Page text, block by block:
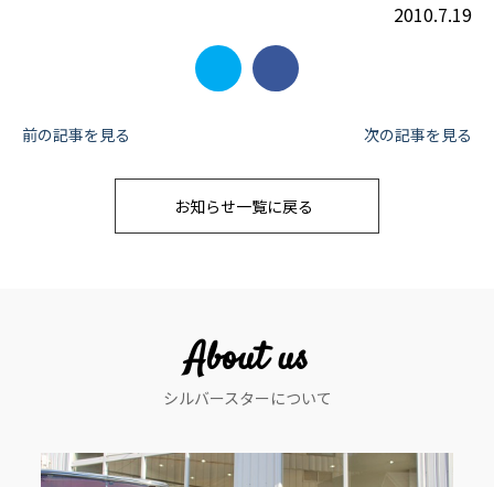
2010.7.19
投
ン
前の記事を見る 次の記事を見る
お知らせ一覧に戻る
About us
シルバースターについて